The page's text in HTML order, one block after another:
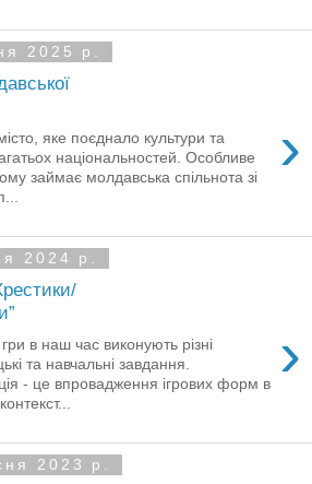
2025 р.
›
яке поєднало культури та
національностей. Особливе
займає молдавська спільнота зі
2024 р.
›
в наш час виконують різні
та навчальні завдання.
- це впровадження ігрових форм в
2023 р.